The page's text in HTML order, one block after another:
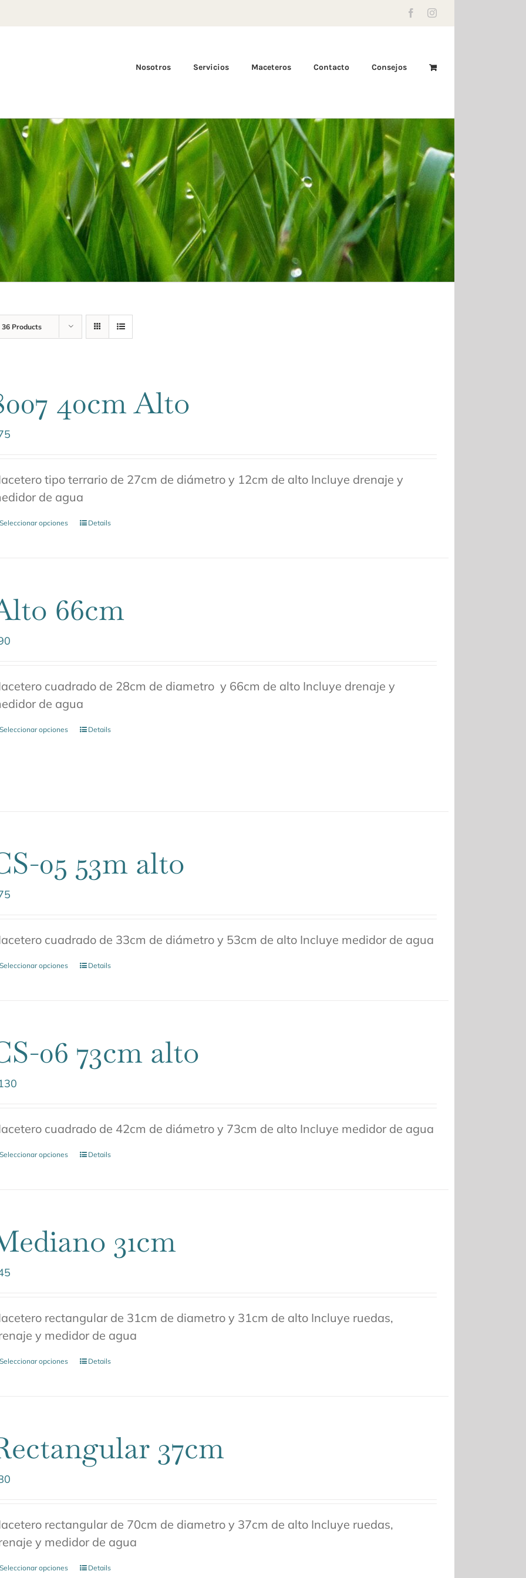
FacebookInstagram
Nosotros Servicios Maceteros Contacto Consejos
36 Products
40cm Alto
tipo terrario de 27cm de diámetro y 12cm de alto Incluye drenaje y
de agua
opciones Details
66cm
cuadrado de 28cm de diametro y 66cm de alto Incluye drenaje y
de agua
opciones Details
05 53m alto
cuadrado de 33cm de diámetro y 53cm de alto Incluye medidor de agua
opciones Details
06 73cm alto
cuadrado de 42cm de diámetro y 73cm de alto Incluye medidor de agua
opciones Details
31cm
rectangular de 31cm de diametro y 31cm de alto Incluye ruedas,
y medidor de agua
opciones Details
37cm
rectangular de 70cm de diametro y 37cm de alto Incluye ruedas,
y medidor de agua
opciones Details